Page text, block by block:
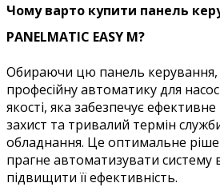
Чому варто купити панель
PANELMATIC EASY M?
Обираючи цю панель керування,
професійну автоматику для
якості, яка забезпечує
захист та тривалий термін
обладнання. Це оптимальне
прагне автоматизувати систему
підвищити її ефективність.